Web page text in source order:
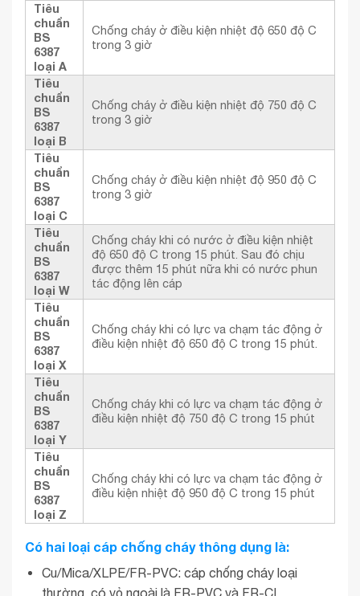
Tiêu
chuẩn
BS
6387
loại A
Chống cháy ở điều kiện nhiệt độ 650 độ C
trong 3 giờ
Tiêu
chuẩn
BS
6387
loại B
Chống cháy ở điều kiện nhiệt độ 750 độ C
trong 3 giờ
Tiêu
chuẩn
BS
6387
loại C
Chống cháy ở điều kiện nhiệt độ 950 độ C
trong 3 giờ
Tiêu
chuẩn
BS
6387
loại W
Chống cháy khi có nước ở điều kiện nhiệt
độ 650 độ C trong 15 phút. Sau đó chịu
được thêm 15 phút nữa khi có nước phun
tác động lên cáp
Tiêu
chuẩn
BS
6387
loại X
Chống cháy khi có lực va chạm tác động ở
điều kiện nhiệt độ 650 độ C trong 15 phút.
Tiêu
chuẩn
BS
6387
loại Y
Chống cháy khi có lực va chạm tác động ở
điều kiện nhiệt độ 750 độ C trong 15 phút
Tiêu
chuẩn
BS
6387
loại Z
Chống cháy khi có lực va chạm tác động ở
điều kiện nhiệt độ 950 độ C trong 15 phút
Có hai loại cáp chống cháy thông dụng là:
Cu/Mica/XLPE/FR-PVC: cáp chống cháy loại
thường, có vỏ ngoài là FR-PVC và FR-CL